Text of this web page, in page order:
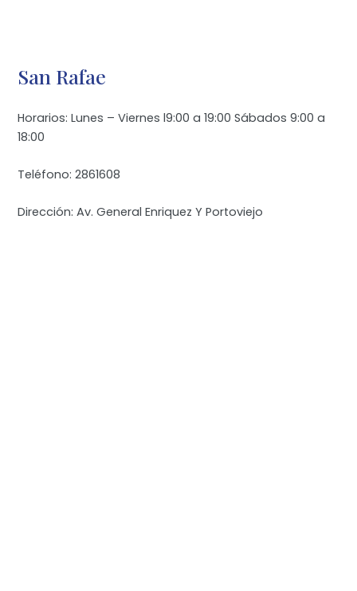
San Rafae
Horarios: Lunes – Viernes l9:00 a 19:00 Sábados 9:00 a
18:00
Teléfono: 2861608
Dirección: Av. General Enriquez Y Portoviejo